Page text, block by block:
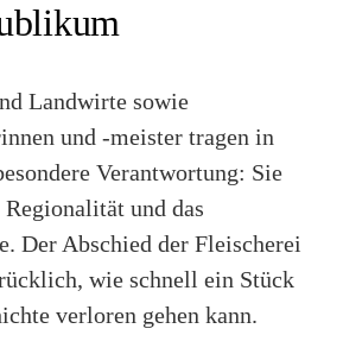
Landwirte sowie
und -meister tragen in
Verantwortung: Sie
und das
Der Abschied der Fleischerei
wie schnell ein Stück
verloren gehen kann.